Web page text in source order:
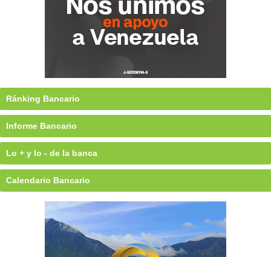
Ránking Bancario
Informe Bancario
Lo + y lo - de la banca
Calendario Bancario